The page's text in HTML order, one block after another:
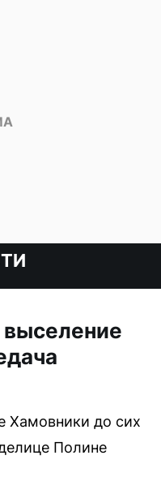
Хамовники до сих
Полине